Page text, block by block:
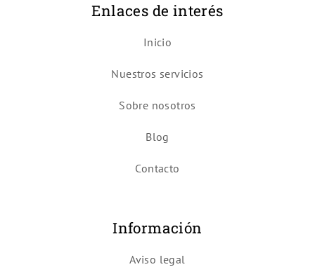
Enlaces de interés
Inicio
Nuestros servicios
Sobre nosotros
Blog
Contacto
Información
Aviso legal